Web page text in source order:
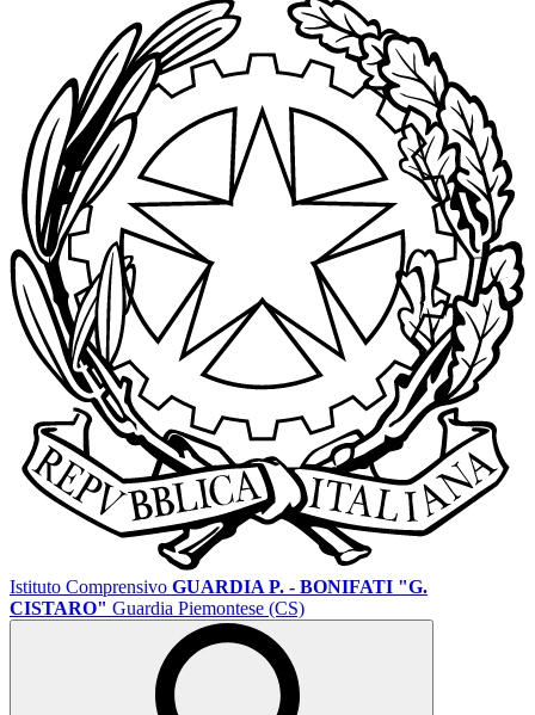
Istituto Comprensivo GUARDIA P. - BONIFATI "G.
CISTARO" Guardia Piemontese (CS)